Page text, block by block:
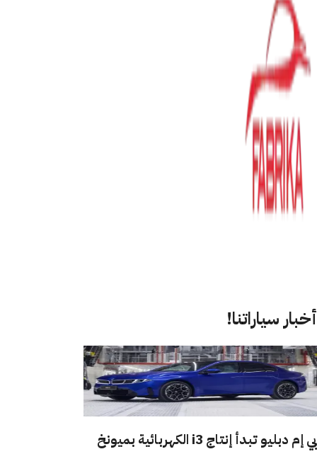
أخبار سياراتنا!
بي إم دبليو تبدأ إنتاج i3 الكهربائية بميونخ